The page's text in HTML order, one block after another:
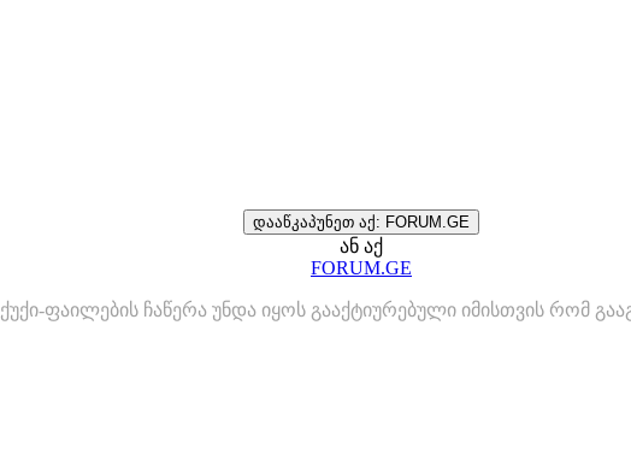
დააწკაპუნეთ აქ: FORUM.GE
ან აქ
FORUM.GE
ქუქი-ფაილების ჩაწერა უნდა იყოს გააქტიურებული იმისთვის რომ